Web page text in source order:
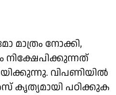
നോക്കി,
നിക്ഷേപിക്കുന്നത്
വിപണിയില്‍
കൃത്യമായി പഠിക്കുക